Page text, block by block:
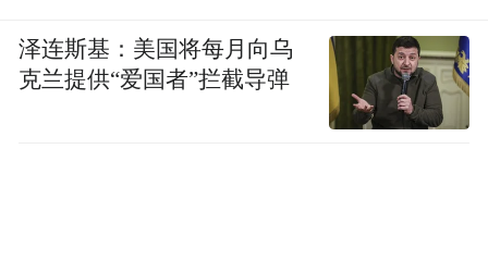
泽连斯基：美国将每月向乌
克兰提供“爱国者”拦截导弹